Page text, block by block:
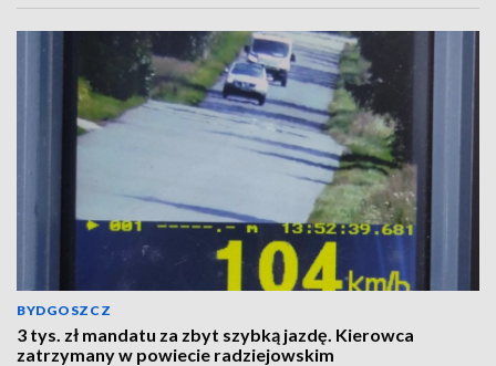
BYDGOSZCZ
3 tys. zł mandatu za zbyt szybką jazdę. Kierowca
zatrzymany w powiecie radziejowskim